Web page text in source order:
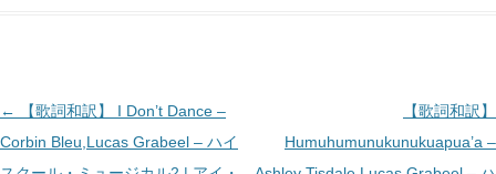
投
稿
←
【歌詞和訳】 I Don’t Dance –
Corbin Bleu,Lucas Grabeel – ハイ
【歌詞和訳】
Humuhumunukunukuapua’a –